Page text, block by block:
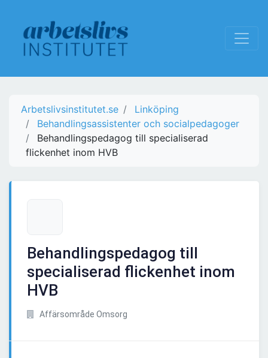
Arbetslivsinstitutet.se
Linköping
Behandlingsassistenter och socialpedagoger
Behandlingspedagog till specialiserad
flickenhet inom HVB
Behandlingspedagog till
specialiserad flickenhet inom
HVB
Affärsområde Omsorg